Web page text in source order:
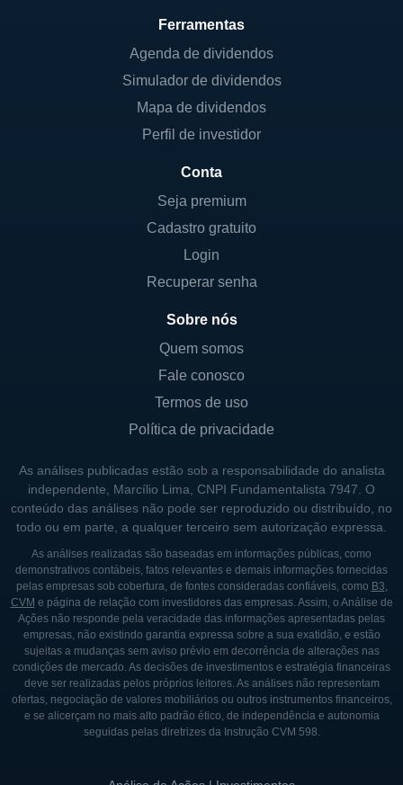
Ferramentas
Agenda de dividendos
Simulador de dividendos
Mapa de dividendos
Perfil de investidor
Conta
Seja premium
Cadastro gratuito
Login
Recuperar senha
Sobre nós
Quem somos
Fale conosco
Termos de uso
Política de privacidade
As análises publicadas estão sob a responsabilidade do analista
independente, Marcílio Lima, CNPI Fundamentalista 7947. O
conteúdo das análises não pode ser reproduzido ou distribuído, no
todo ou em parte, a qualquer terceiro sem autorização expressa.
As análises realizadas são baseadas em informações públicas, como
demonstrativos contábeis, fatos relevantes e demais informações fornecidas
pelas empresas sob cobertura, de fontes consideradas confiáveis, como B3,
CVM e página de relação com investidores das empresas. Assim, o Análise de
Ações não responde pela veracidade das informações apresentadas pelas
empresas, não existindo garantia expressa sobre a sua exatidão, e estão
sujeitas a mudanças sem aviso prévio em decorrência de alterações nas
condições de mercado. As decisões de investimentos e estratégia financeiras
deve ser realizadas pelos próprios leitores. As análises não representam
ofertas, negociação de valores mobiliários ou outros instrumentos financeiros,
e se alicerçam no mais alto padrão ético, de independência e autonomia
seguidas pelas diretrizes da Instrução CVM 598.